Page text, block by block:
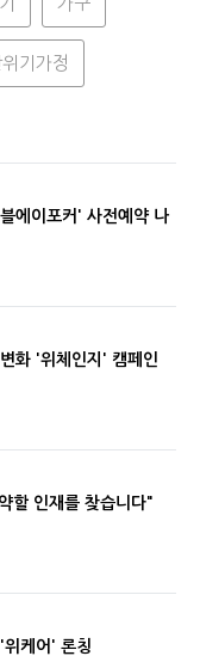
기가정
에이포커' 사전예약 나
화 '위체인지' 캠페인
할 인재를 찾습니다"
케어' 론칭